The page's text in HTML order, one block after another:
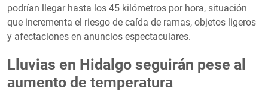
podrían llegar hasta los 45 kilómetros por hora, situación
que incrementa el riesgo de caída de ramas, objetos ligeros
y afectaciones en anuncios espectaculares.
Lluvias en Hidalgo seguirán pese al
aumento de temperatura